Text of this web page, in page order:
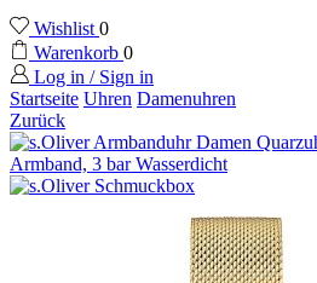
Wishlist 0
Warenkorb 0
Log in / Sign in
Startseite Uhren Damenuhren
Zurück